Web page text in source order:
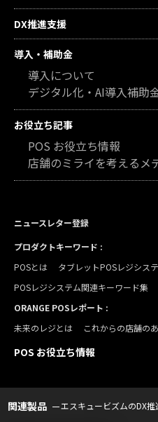
DX推進支援
導入・補助金
導入について
デジタル化・AI導入補助
お役立ち記事
POS お役立ち情報
店舗のミライを考えるメ
ニュースレター登録
プロダクトキーワード :
POSとは
タブレットPOSレジシス
POSレジシステム関連キーワード集
ORANGE POSレポート :
未来のレジとは
これからの店舗の
POS お役立ち情報
関連製品 エスキュービズムのDX